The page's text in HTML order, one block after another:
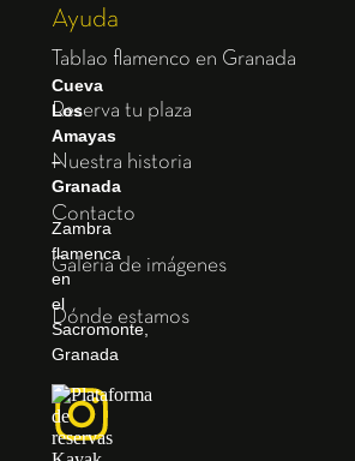
Cueva
Los
Amayas
–
Granada
Zambra
flamenca
en
el
Sacromonte,
Granada
Ayuda
Tablao flamenco en Granada
Reserva tu plaza
Nuestra historia
Contacto
Galería de imágenes
Dónde estamos